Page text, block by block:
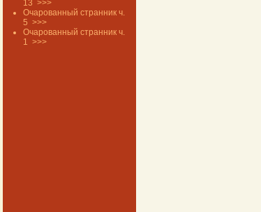
13 >>>
Очарованный странник ч.
5 >>>
Очарованный странник ч.
1 >>>